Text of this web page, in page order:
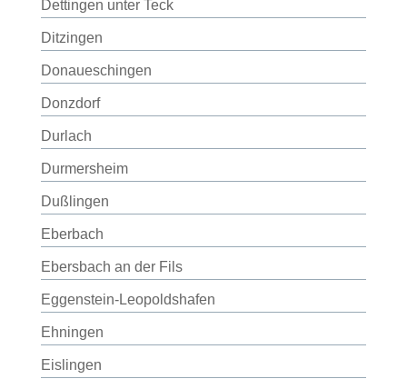
Dettingen unter Teck
Ditzingen
Donaueschingen
Donzdorf
Durlach
Durmersheim
Dußlingen
Eberbach
Ebersbach an der Fils
Eggenstein-Leopoldshafen
Ehningen
Eislingen